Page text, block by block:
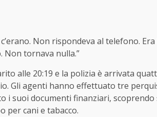
Non rispondeva al telefono.
Non tornava nulla.”
alle 20:19 e la polizia è arrivata
Gli agenti hanno effettuato tre
i suoi documenti finanziari,
per cani e tabacco.